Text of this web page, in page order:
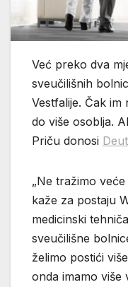
Već preko dva
sveučilišnih
Vestfalije. Čak im
do više osoblja.
Priču donosi
„Ne tražimo
kaže za postaju
medicinski
sveučilišne
želimo postići
onda imamo više